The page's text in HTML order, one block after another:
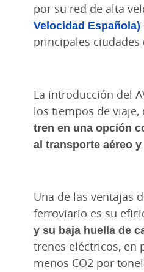
por su red de alta
Velocidad Española)
principales ciudades
La introducción del
los tiempos de viaje,
tren en una opción
al transporte aéreo
Una de las ventajas
ferroviario es su
y su baja huella de
trenes eléctricos, en
menos CO2 por